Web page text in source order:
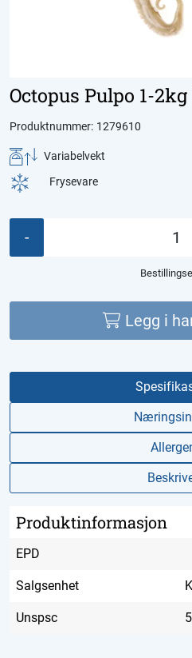
Octopus Pulpo 1-
Produktnummer: 1279610
Variabelvekt
Frysevare
-
Legg i
Produktinformasjon
EPD
Salgsenhet
Unspsc